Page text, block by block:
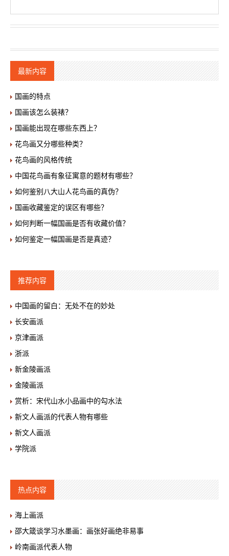
最新内容
国画的特点
国画该怎么装裱？
国画能出现在哪些东西上？
花鸟画又分哪些种类？
花鸟画的风格传统
中国花鸟画有象征寓意的题材有哪些？
如何鉴别八大山人花鸟画的真伪？
国画收藏鉴定的误区有哪些？
如何判断一幅国画是否有收藏价值？
如何鉴定一幅国画是否是真迹？
推荐内容
中国画的留白：无处不在的妙处
长安画派
京津画派
浙派
新金陵画派
金陵画派
赏析：宋代山水小品画中的勾水法
新文人画派的代表人物有哪些
新文人画派
学院派
热点内容
海上画派
邵大箴谈学习水墨画：画张好画绝非易事
岭南画派代表人物